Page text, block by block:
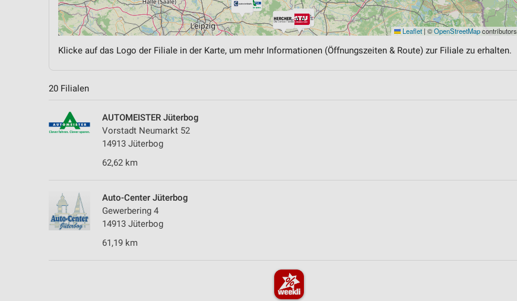
Leaflet | ©OpenStreetMapcontributors
Klicke auf das Logo der Filiale in der Karte, um mehr Informationen (Öffnungszeiten & Route) zur Filiale zu erhalten.
20 Filialen
AUTOMEISTER Jüterbog
Vorstadt Neumarkt 52
14913 Jüterbog
62,62 km
Auto-Center Jüterbog
Gewerbering 4
14913 Jüterbog
61,19 km